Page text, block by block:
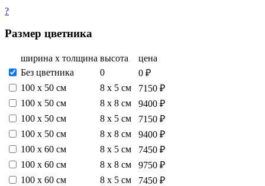
?
Размер цветника
ширина х толщина высота
цена
Без цветника
0
0 ₽
100 х 50 см
8 х 5 см
7150 ₽
100 х 50 см
8 х 8 см
9400 ₽
100 х 50 см
8 х 5 см
7150 ₽
100 х 50 см
8 х 8 см
9400 ₽
100 х 60 см
8 х 5 см
7450 ₽
100 х 60 см
8 х 8 см
9750 ₽
100 х 60 см
8 х 5 см
7450 ₽